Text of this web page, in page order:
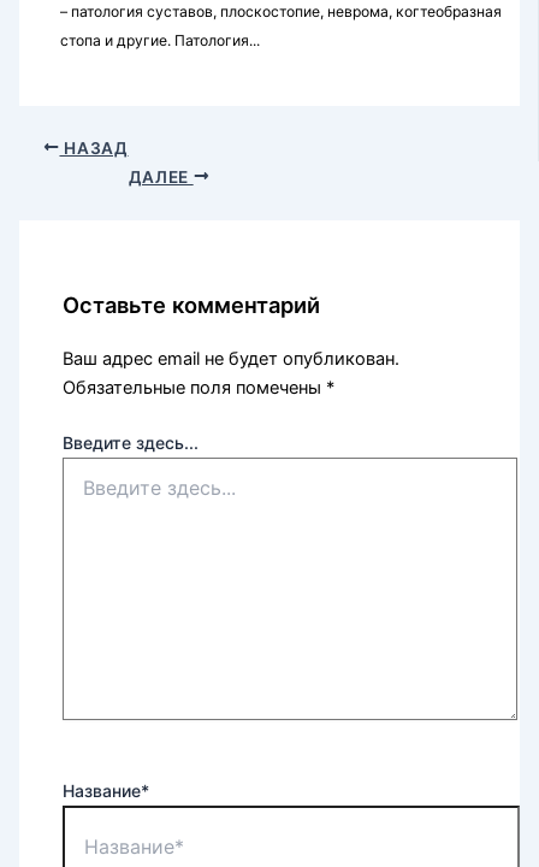
– патология суставов, плоскостопие, неврома, когтеобразная
стопа и другие. Патология...
НАЗАД
ДАЛЕЕ
Оставьте комментарий
Ваш адрес email не будет опубликован.
Обязательные поля помечены *
Введите здесь...
Название*